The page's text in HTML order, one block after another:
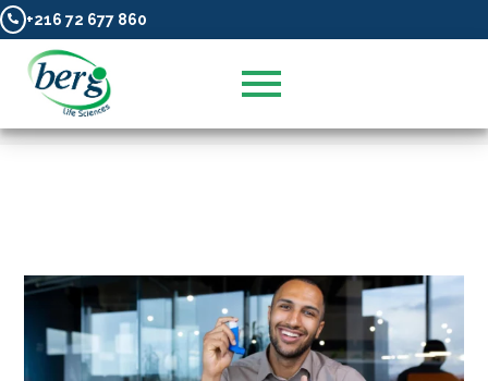
+216 72 677 860
Blog et Actualités
> Blog et Actualités